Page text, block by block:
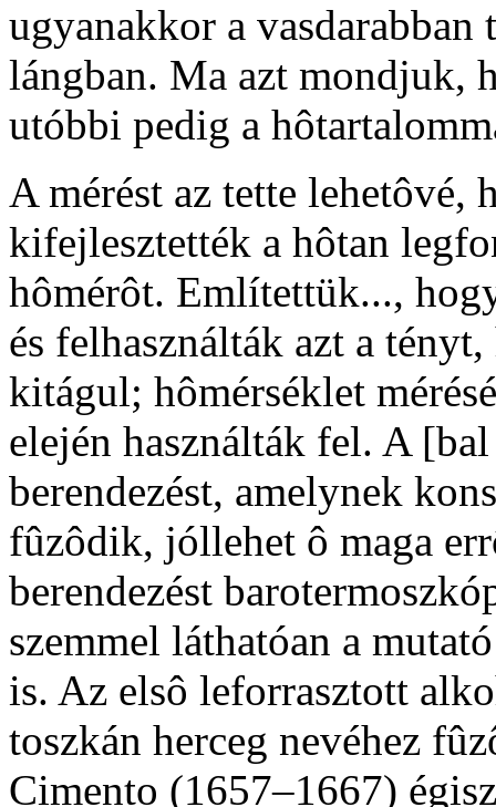
ugyanakkor a
lángban. Ma azt mondjuk,
utóbbi pedig a
A mérést az tette lehetôvé,
kifejlesztették a hôtan
hômérôt. Említettük...,
és felhasználták azt a
kitágul; hômérséklet
elején használták fel. A
berendezést, amelynek
fûzôdik, jóllehet ô maga
berendezést
szemmel láthatóan a
is. Az elsô leforrasztott
toszkán herceg nevéhez
Cimento (1657–1667)